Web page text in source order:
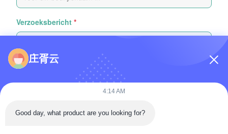
Verzoeksbericht *
Bijvoeg bestanden
庄胥云
4:14 AM
Good day, what product are you looking for?